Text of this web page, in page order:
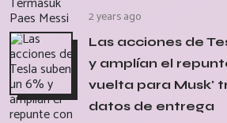
2 years ago
Las acciones de
y amplían el
vuelta para Musk'
datos de entrega